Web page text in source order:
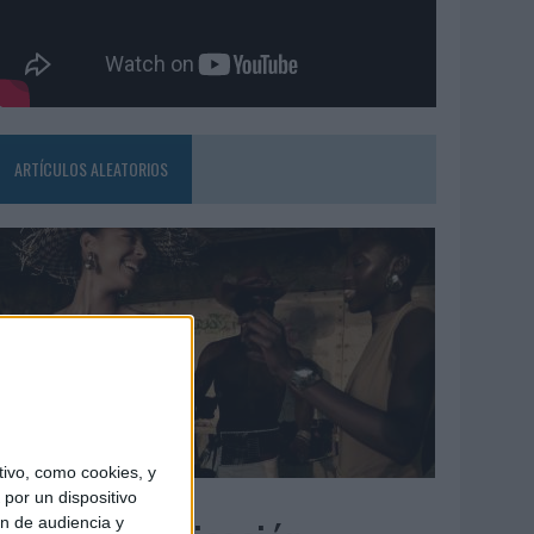
como cookies, y
un dispositivo
de audiencia y
ARTÍCULOS ALEATORIOS
08/2026